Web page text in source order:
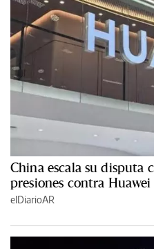
China escala su disputa
presiones contra
elDiarioAR